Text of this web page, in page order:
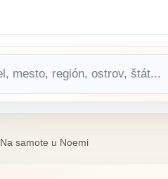
Na samote u Noemi